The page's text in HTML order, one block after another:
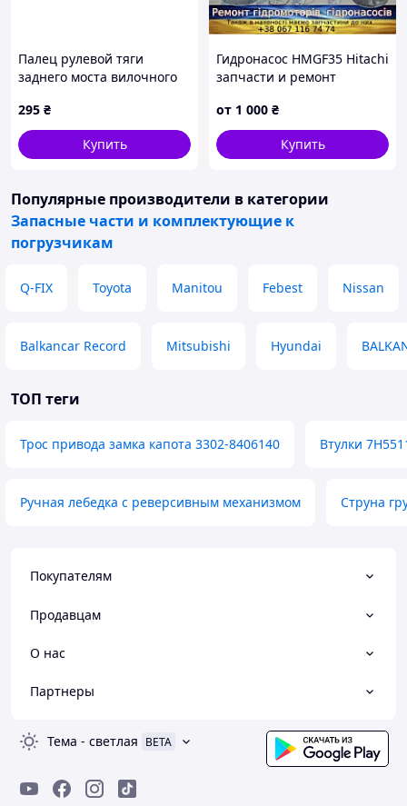
Палец рулевой тяги
заднего моста вилочного
3EB2432370
295 ₴
Купить
Гидронасос HMGF35 Hitachi
запчасти и ремонт
от 1 000 ₴
Купить
Популярные производители в категории
Запасные части и комплектующие к
погрузчикам
Q-FIX Toyota Manitou Febest Nissan
Balkancar Record Mitsubishi Hyundai
ТОП теги
Трос привода замка капота 3302-8406140 Втулки
Ручная лебедка с реверсивным механизмом Струна
Покупателям
Продавцам
О нас
Партнеры
Тема - светлая BETA